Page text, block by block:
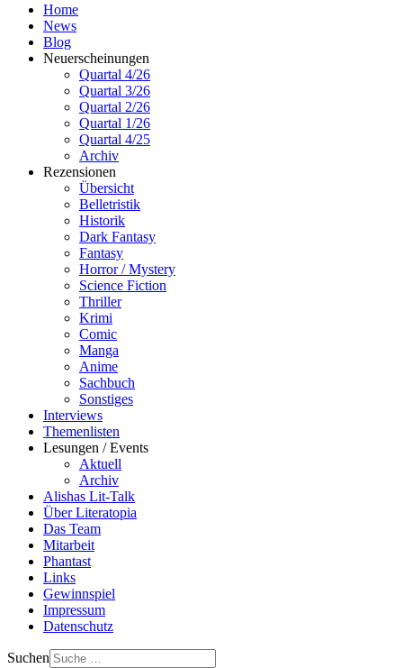
Home
News
Blog
Neuerscheinungen
Quartal 4/26
Quartal 3/26
Quartal 2/26
Quartal 1/26
Quartal 4/25
Archiv
Rezensionen
Übersicht
Belletristik
Historik
Dark Fantasy
Fantasy
Horror / Mystery
Science Fiction
Thriller
Krimi
Comic
Manga
Anime
Sachbuch
Sonstiges
Interviews
Themenlisten
Lesungen / Events
Aktuell
Archiv
Alishas Lit-Talk
Über Literatopia
Das Team
Mitarbeit
Phantast
Links
Gewinnspiel
Impressum
Datenschutz
Suchen